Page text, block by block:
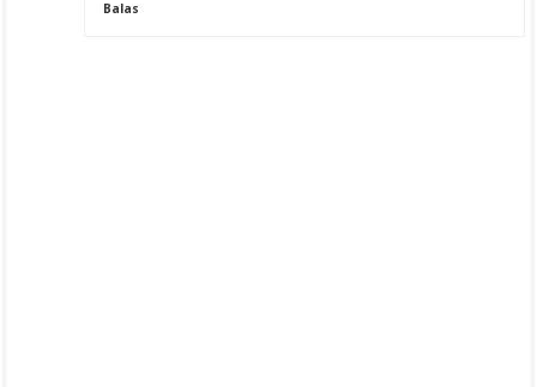
Balas